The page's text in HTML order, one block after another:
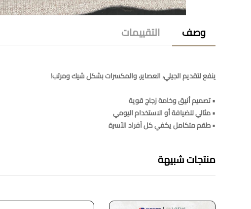
وصف التقييمات
ينفع لتقديم الجيلي، العصاير، والمكسرات بشكل شيك ومرتب!
• تصميم أنيق وخامة زجاج قوية
• مثالي للضيافة أو الاستخدام اليومي
• طقم متكامل يكفي كل أفراد الأسرة
منتجات شبيهة